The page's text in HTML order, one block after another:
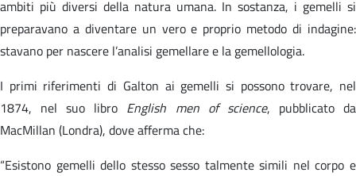
ambiti più diversi della natura umana. In sostanza, i gemelli si
preparavano a diventare un vero e proprio metodo di indagine:
stavano per nascere l’analisi gemellare e la gemellologia.
I primi riferimenti di Galton ai gemelli si possono trovare, nel
1874, nel suo libro English men of science, pubblicato da
MacMillan (Londra), dove afferma che:
“Esistono gemelli dello stesso sesso talmente simili nel corpo e